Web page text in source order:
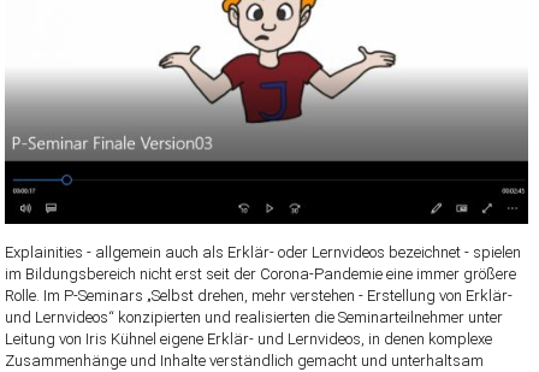
Explainities - allgemein auch als Erklär- oder Lernvideos bezeichnet - spielen
im Bildungsbereich nicht erst seit der Corona-Pandemie eine immer größere
Rolle. Im P-Seminars „Selbst drehen, mehr verstehen - Erstellung von Erklär-
und Lernvideos“ konzipierten und realisierten die Seminarteilnehmer unter
Leitung von Iris Kühnel eigene Erklär- und Lernvideos, in denen komplexe
Zusammenhänge und Inhalte verständlich gemacht und unterhaltsam